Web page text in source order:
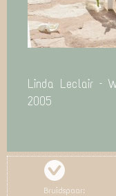
Linda Leclair –
2005
Bruidspaar: